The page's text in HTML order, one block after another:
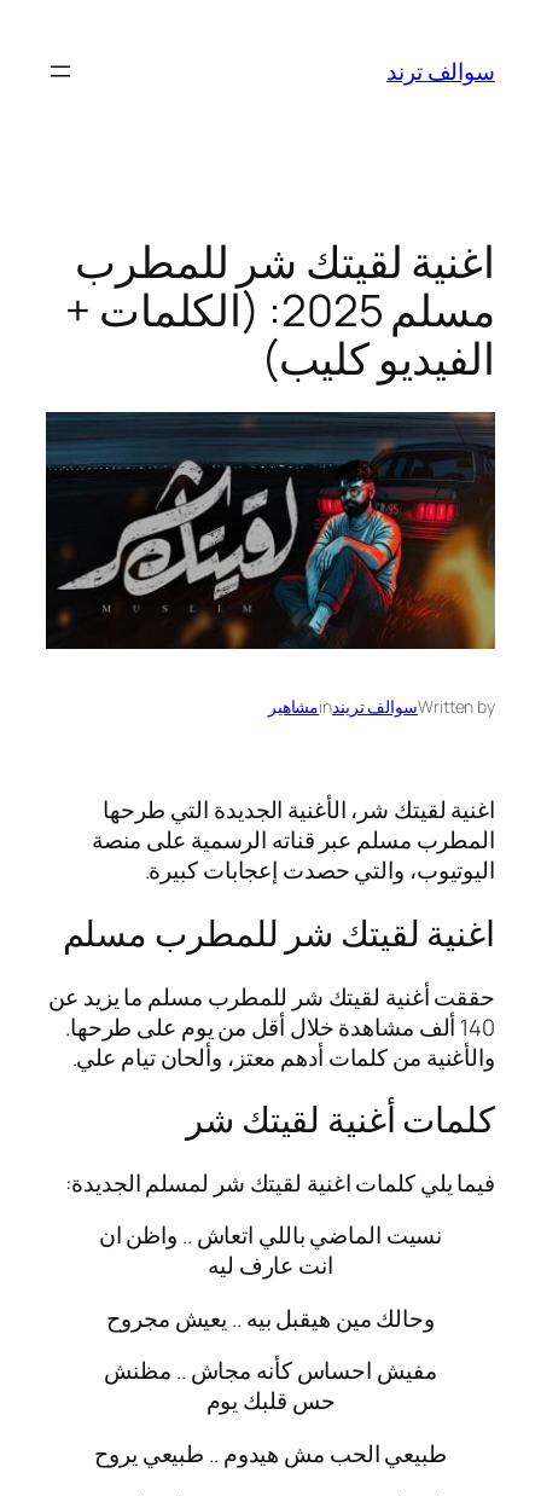
المحتوى
سوالف ترند
اغنية لقيتك شر للمطرب
مسلم 2025: (الكلمات +
الفيديو كليب)
Written byسوالف تريندinمشاهير
اغنية لقيتك شر، الأغنية الجديدة التي طرحها
المطرب مسلم عبر قناته الرسمية على منصة
اليوتيوب، والتي حصدت إعجابات كبيرة.
اغنية لقيتك شر للمطرب مسلم
حققت أغنية لقيتك شر للمطرب مسلم ما يزيد عن
140 ألف مشاهدة خلال أقل من يوم على طرحها.
والأغنية من كلمات أدهم معتز، وألحان تيام علي.
كلمات أغنية لقيتك شر
فيما يلي كلمات اغنية لقيتك شر لمسلم الجديدة:
نسيت الماضي باللي اتعاش .. واظن ان
انت عارف ليه
وحالك مين هيقبل بيه .. يعيش مجروح
‎مفيش احساس كأنه مجاش .. مظنش
حس قلبك يوم